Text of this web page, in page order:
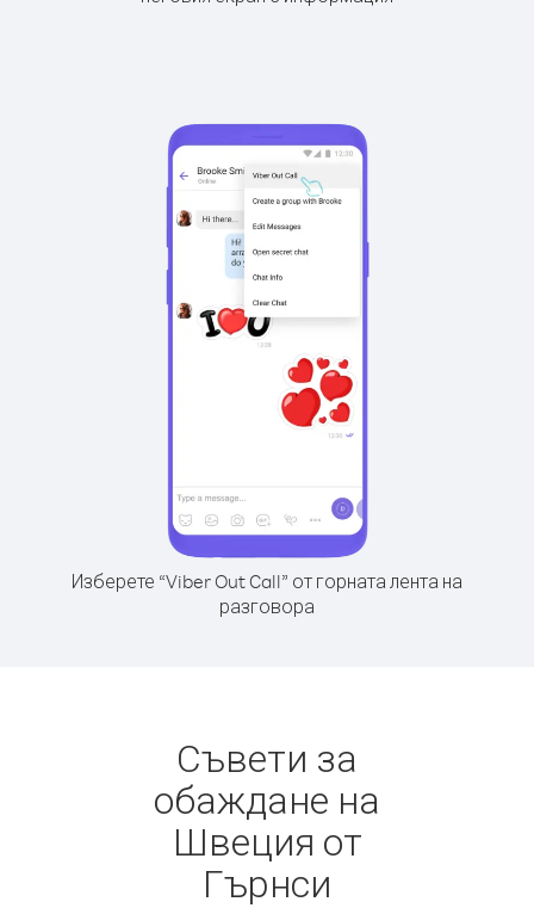
Изберете “Viber Out Call” от горната лента на
разговора
Съвети за
обаждане на
Швеция от
Гърнси